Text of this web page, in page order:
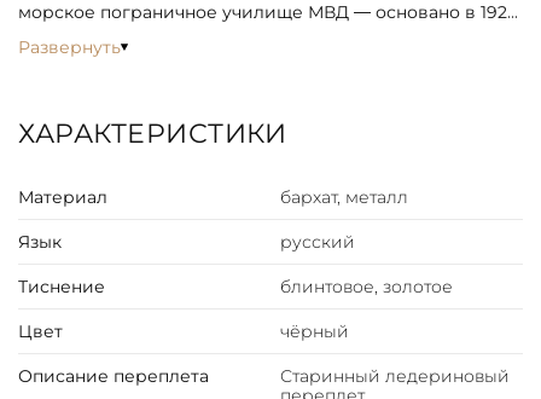
морское пограничное училище МВД — основано в 1923
г. и носило название Высшей пограничной школы.
Наркомвнешторга и взаимодействие погранохраны
с ней, методы оперативной работы, а также военная
физическая и конная подготовка. В 1960 г. училище
Развернуть
ХАРАКТЕРИСТИКИ
Материал бархат, металл
Язык русский
Тиснение блинтовое, золотое
Цвет чёрный
Описание переплета
Старинный ледериновый